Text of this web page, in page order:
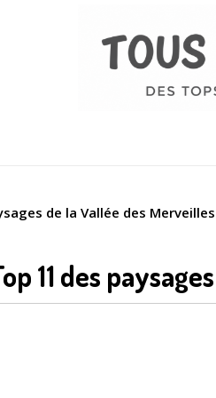
de la Vallée des
11 des